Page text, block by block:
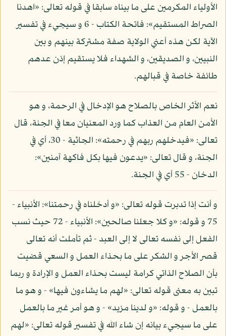
الأولياء المكرمين على ما بيناه سابقا في قوله تعالى: «اهدنا
الصراط المستقيم»: فاتحة الكتاب - 6 و سيجيء في تفسير
الآية لكن هذه أعني الولاية صفة مشتركة بينهم و بين
النبيين، و الصديقين، و الشهداء فلا يستقيم إذن عدهم
طائفة خاصة في قبالهم.
نعم الأثر الخاص بالصلاح هو الإدخال في الرحمة، و هو
الأمن العام من العذاب كما ورد المعنيان معا في الجنة، قال
تعالى: «فيدخلهم ربهم في رحمته»: الجاثية - 30، أي في
الجنة، و قال تعالى: «يدعون فيها بكل فاكهة آمنين»:
الدخان - 55 أي في الجنة.
و أنت إذا تدبرت قوله تعالى: «و أدخلناه في رحمتنا»: الأنبياء -
75 و قوله: «و كلا جعلنا صالحين»: الأنبياء - 72 حيث نسب
الفعل إلى نفسه تعالى لا إلى العبد - ثم تأملت أنه تعالى
قصر الأجر و الشكر على ما بحذاء العمل و السعي قضيت
بأن الصلاح الذاتي كرامة ليست بحذاء العمل و الإرادة و ربما
تبين به معنى قوله تعالى: «لهم ما يشاءون فيها» - و هو ما
بالعمل - و قوله: «و لدينا مزيد» - و هو أمر غير ما بالعمل
على ما سيجيء بيانه إن شاء الله في تفسير قوله تعالى: «لهم